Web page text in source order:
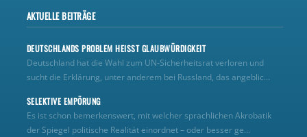
AKTUELLE BEITRÄGE
DEUTSCHLANDS PROBLEM HEISST GLAUBWÜRDIGKEIT
Deutschland hat die Wahl zum UN‑Sicherheitsrat verloren und
sucht die Erklärung, unter anderem bei Russland, das angeblic...
SELEKTIVE EMPÖRUNG
Es ist schon bemerkenswert, mit welcher sprachlichen Akrobatik
der Spiegel politische Realität einordnet – oder besser ge...